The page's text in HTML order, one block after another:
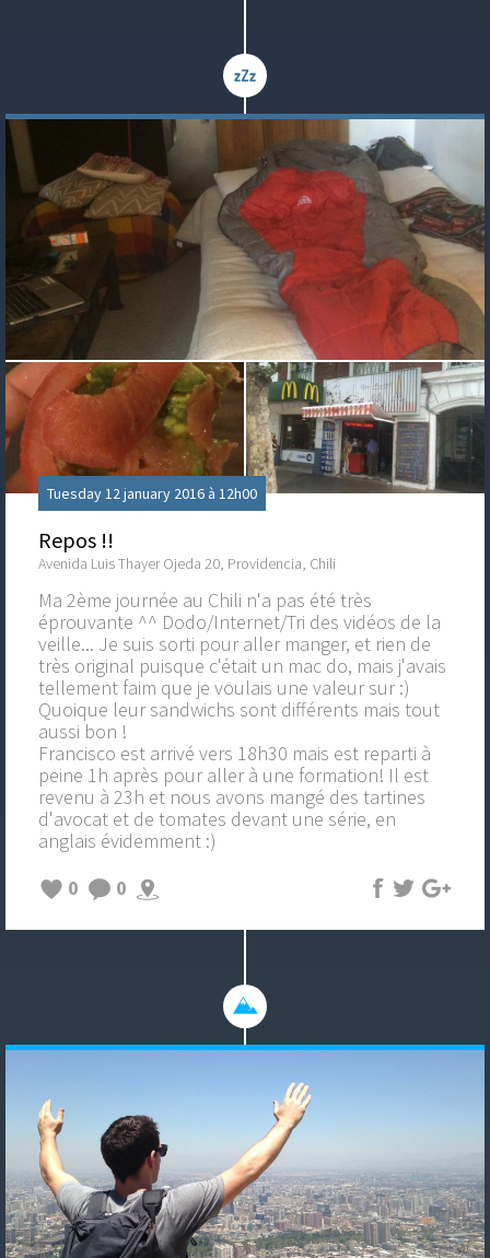
Tuesday 12 january 2016 à 12h00
Repos !!
Avenida Luis Thayer Ojeda 20, Providencia, Chili
Ma 2ème journée au Chili n'a pas été très
éprouvante ^^ Dodo/Internet/Tri des vidéos de la
veille... Je suis sorti pour aller manger, et rien de
très original puisque c'était un mac do, mais j'avais
tellement faim que je voulais une valeur sur :)
Quoique leur sandwichs sont différents mais tout
aussi bon !
Francisco est arrivé vers 18h30 mais est reparti à
peine 1h après pour aller à une formation! Il est
revenu à 23h et nous avons mangé des tartines
d'avocat et de tomates devant une série, en
anglais évidemment :)
0
0